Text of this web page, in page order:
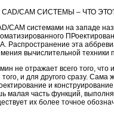
CAD/CAM СИСТЕМЫ – ЧТО
CAM системами на западе
Распространение эта
вычислительной техники
не отражает всего того,
того, и для другого сразу.
и
малая часть функций,
их более точное